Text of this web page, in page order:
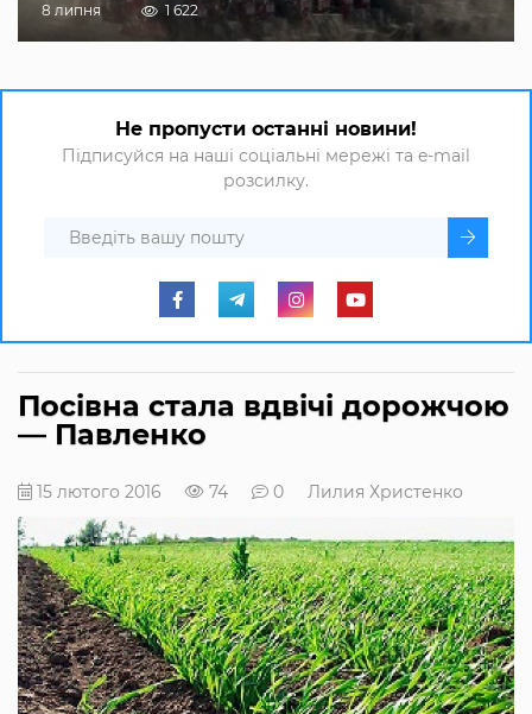
8 липня 1 622
Не пропусти останні новини!
Підписуйся на наші соціальні мережі та e-mail
розсилку.
Посівна стала вдвічі дорожчою
— Павленко
15 лютого 2016 74 0 Лилия Христенко